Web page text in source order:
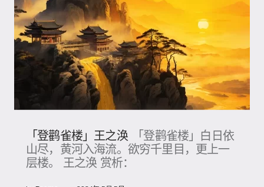
「登鹳雀楼」王之涣
「登鹳雀楼」白日依
山尽，黄河入海流。欲穷千里目，更上一
层楼。 王之涣 赏析：